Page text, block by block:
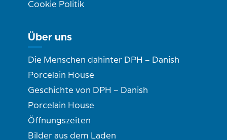
Cookie Politik
Über uns
Die Menschen dahinter DPH – Danish
Porcelain House
Geschichte von DPH – Danish
Porcelain House
Öffnungszeiten
Bilder aus dem Laden